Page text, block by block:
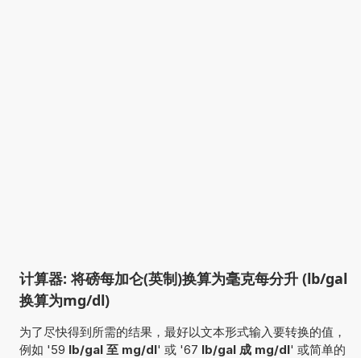
计算器: 将磅每加仑(英制)换算为毫克每分升 (lb/gal
换算为mg/dl)
为了尽快得到所需的结果，最好以文本形式输入要转换的值，
例如 '59 lb/gal 至 mg/dl' 或 '67 lb/gal 成 mg/dl' 或简单的